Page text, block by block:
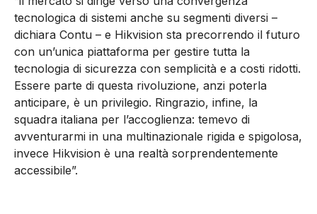
tecnologica di sistemi anche su segmenti diversi –
dichiara Contu – e Hikvision sta precorrendo il futuro
con un’unica piattaforma per gestire tutta la
tecnologia di sicurezza con semplicità e a costi ridotti.
Essere parte di questa rivoluzione, anzi poterla
anticipare, è un privilegio. Ringrazio, infine, la
squadra italiana per l’accoglienza: temevo di
avventurarmi in una multinazionale rigida e spigolosa,
invece Hikvision è una realtà sorprendentemente
accessibile”.